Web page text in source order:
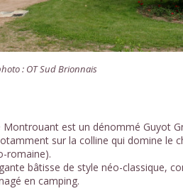
: OT Sud Brionnais
est un dénommé Guyot
sur la colline qui domine le
romaine).
bâtisse de style néo-classique,
en camping.